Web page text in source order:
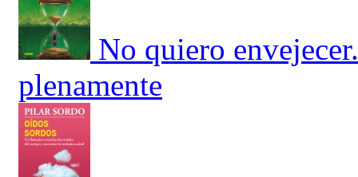
No quiero
plenamente